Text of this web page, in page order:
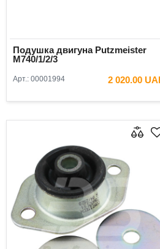
Подушка двигуна Putzmeister
М740/1/2/3
Арт.: 00001994 2 020.00
В КОШИК